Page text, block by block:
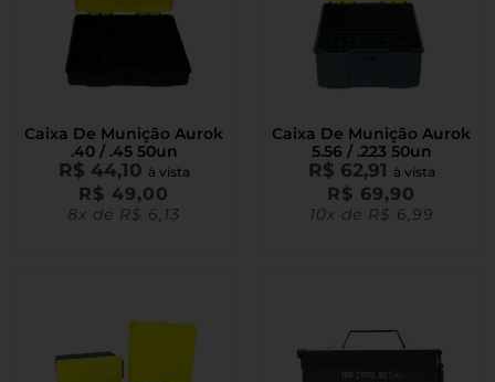
Caixa De Munição Aurok
.40 / .45 50un
R$ 44,10 à vista
R$ 49,00
8x de R$ 6,13
Caixa De Munição Aurok
5.56 / .223 50un
R$ 62,91 à vista
R$ 69,90
10x de R$ 6,99